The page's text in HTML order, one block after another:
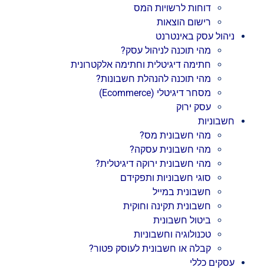
דוחות לרשויות המס
רישום הוצאות
ניהול עסק באינטרנט
מהי תוכנה לניהול עסק?
חתימה דיגיטלית וחתימה אלקטרונית
מהי תוכנה להנהלת חשבונות?
מסחר דיגיטלי (Ecommerce)
עסק ירוק
חשבוניות
מהי חשבונית מס?
מהי חשבונית עסקה?
מהי חשבונית ירוקה דיגיטלית?
סוגי חשבוניות ותפקידם
חשבונית במייל
חשבונית תקינה וחוקית
ביטול חשבונית
טכנולוגיה וחשבוניות
קבלה או חשבונית לעוסק פטור?
עסקים כללי